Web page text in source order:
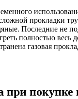
прокладки
Последние не
полностью
газовая
при покупке